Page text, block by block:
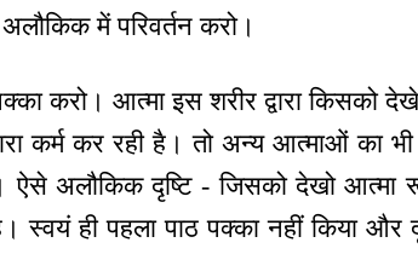
में परिवर्तन करो।
करो। आत्मा इस शरीर द्वारा किसको
कर्म कर रही है। तो अन्य आत्माओं का
ऐसे अलौकिक दृष्टि - जिसको देखो
स्वयं ही पहला पाठ पक्का नहीं किया